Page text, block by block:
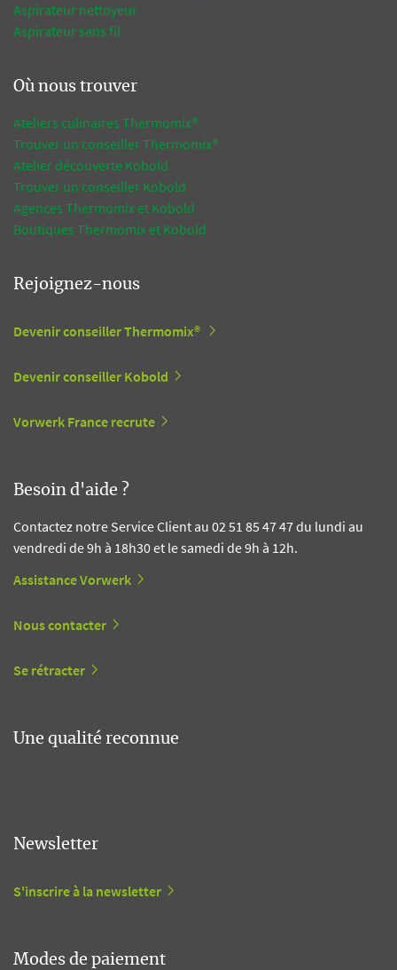
Aspirateur nettoyeur
Aspirateur sans fil
Où nous trouver
Ateliers culinaires Thermomix®
Trouver un conseiller Thermomix®
Atelier découverte Kobold
Trouver un conseiller Kobold
Agences Thermomix et Kobold
Boutiques Thermomix et Kobold
Rejoignez-nous
Devenir conseiller Thermomix®
Devenir conseiller Kobold
Vorwerk France recrute
Besoin d'aide ?
Contactez notre Service Client au 02 51 85 47 47 du lundi au
vendredi de 9h à 18h30 et le samedi de 9h à 12h.
Assistance Vorwerk
Nous contacter
Se rétracter
Une qualité reconnue
Newsletter
S'inscrire à la newsletter
Modes de paiement